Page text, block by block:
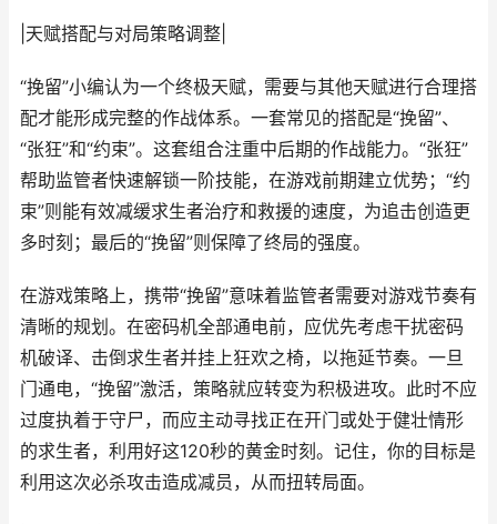
|天赋搭配与对局策略调整|
“挽留”小编认为一个终极天赋，需要与其他天赋进行合理搭
配才能形成完整的作战体系。一套常见的搭配是“挽留”、
“张狂”和“约束”。这套组合注重中后期的作战能力。“张狂”
帮助监管者快速解锁一阶技能，在游戏前期建立优势；“约
束”则能有效减缓求生者治疗和救援的速度，为追击创造更
多时刻；最后的“挽留”则保障了终局的强度。
在游戏策略上，携带“挽留”意味着监管者需要对游戏节奏有
清晰的规划。在密码机全部通电前，应优先考虑干扰密码
机破译、击倒求生者并挂上狂欢之椅，以拖延节奏。一旦
门通电，“挽留”激活，策略就应转变为积极进攻。此时不应
过度执着于守尸，而应主动寻找正在开门或处于健壮情形
的求生者，利用好这120秒的黄金时刻。记住，你的目标是
利用这次必杀攻击造成减员，从而扭转局面。